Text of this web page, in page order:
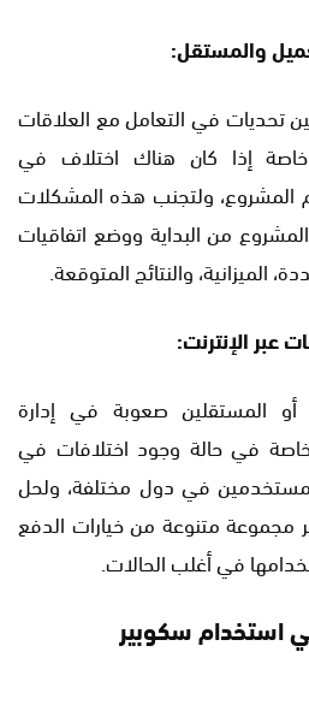
والمستقل:
تحديات في التعامل مع العلاقات
إذا كان هناك اختلاف في
المشروع، ولتجنب هذه المشكلات
من البداية ووضع اتفاقيات
الميزانية، والنتائج المتوقعة.
عبر الإنترنت:
المستقلين صعوبة في إدارة
خاصة في حالة وجود اختلافات في
في دول مختلفة، ولحل
مجموعة متنوعة من خيارات الدفع
في أغلب الحالات.
استخدام سكوبير